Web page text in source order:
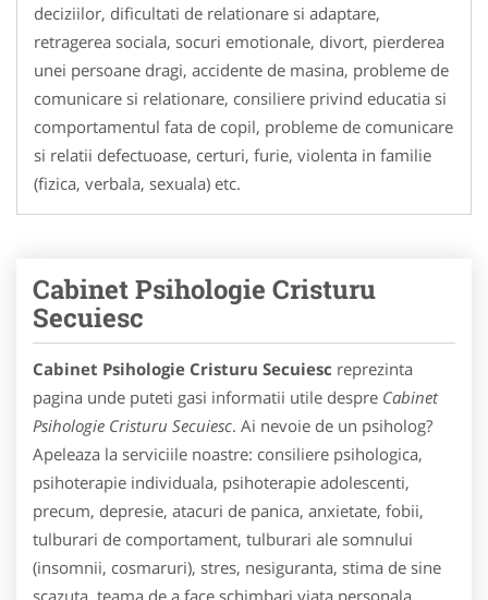
deciziilor, dificultati de relationare si adaptare,
retragerea sociala, socuri emotionale, divort, pierderea
unei persoane dragi, accidente de masina, probleme de
comunicare si relationare, consiliere privind educatia si
comportamentul fata de copil, probleme de comunicare
si relatii defectuoase, certuri, furie, violenta in familie
(fizica, verbala, sexuala) etc.
Cabinet Psihologie Cristuru
Secuiesc
Cabinet Psihologie Cristuru Secuiesc reprezinta
pagina unde puteti gasi informatii utile despre Cabinet
Psihologie Cristuru Secuiesc. Ai nevoie de un psiholog?
Apeleaza la serviciile noastre: consiliere psihologica,
psihoterapie individuala, psihoterapie adolescenti,
precum, depresie, atacuri de panica, anxietate, fobii,
tulburari de comportament, tulburari ale somnului
(insomnii, cosmaruri), stres, nesiguranta, stima de sine
scazuta, teama de a face schimbari viata personala,